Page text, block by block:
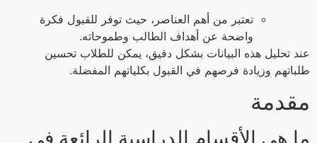
تعتبر من أهم العناصر، حيث توفر للقبول فكرة
واضحة عن أهداف الطالب وطموحاته.
عند تحليل هذه البيانات بشكل دقيق، يمكن للطلاب تحسين
طلباتهم وزيادة فرصهم في القبول بكلياتهم المفضلة.
مقدمة